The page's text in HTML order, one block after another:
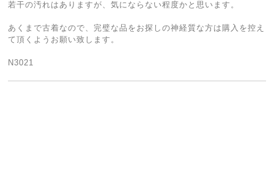
若干の汚れはありますが、気にならない程度かと思います。
あくまで古着なので、完璧な品をお探しの神経質な方は購入を控え
て頂くようお願い致します。
N3021